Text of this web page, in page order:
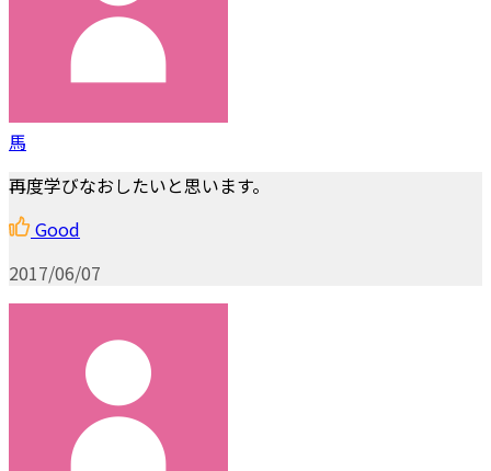
馬
再度学びなおしたいと思います。
Good
2017/06/07